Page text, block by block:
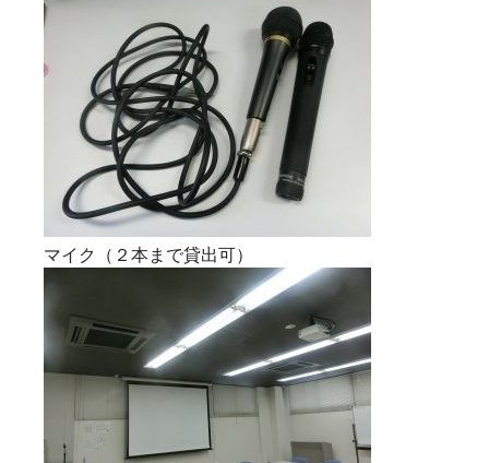
マイク（２本まで貸出可）